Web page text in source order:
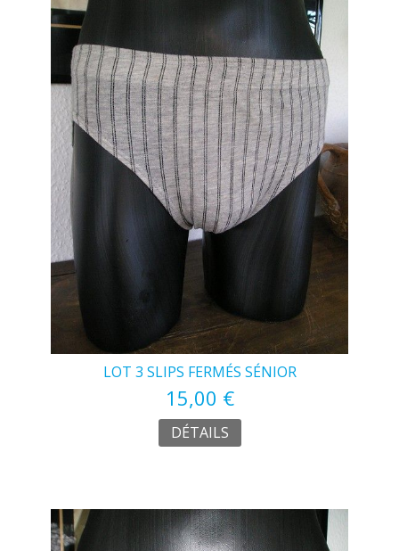
LOT 3 SLIPS FERMÉS SÉNIOR
15,00 €
DÉTAILS